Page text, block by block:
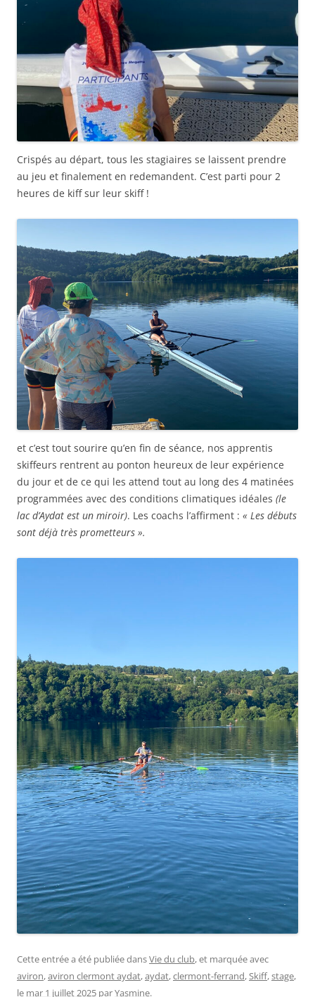
Crispés au départ, tous les stagiaires se laissent prendre
au jeu et finalement en redemandent. C’est parti pour 2
heures de kiff sur leur skiff !
et c’est tout sourire qu’en fin de séance, nos apprentis
skiffeurs rentrent au ponton heureux de leur expérience
du jour et de ce qui les attend tout au long des 4 matinées
programmées avec des conditions climatiques idéales (le
lac d’Aydat est un miroir). Les coachs l’affirment : « Les débuts
sont déjà très prometteurs ».
Cette entrée a été publiée dansVie du club, et marquée avec
aviron,aviron clermont aydat,aydat,clermont-ferrand,Skiff,stage,
le mar 1 juillet 2025 parYasmine.